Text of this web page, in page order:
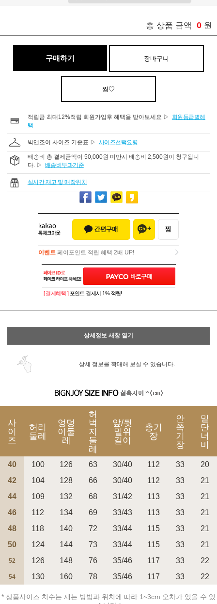
총 상품 금액 0 원
구매하기 장바구니
찜♡
적립금 최대12%적립 회원가입후 혜택을 받아보세요 ▷
회원등급별혜
택
빅앤조이 사이즈 기준표 ▷ 사이즈선택요령
배송비 총 결제금액이 50,000원 미만시 배송비 2,500원이 청구됩니
다. ▷ 배송비부과기준
실시간 재고 및 매장위치
이벤트 페이포인트 적립 혜택 2배 UP!
이벤트페이포인트 적립 혜택 2배 UP!
페이코 ID로 페
PAYCO 바로구매
[ 결제혜택 ] 포인트 결제시 1% 적립!
상세정보 새창 열기
상세 정보를 확대해 보실 수 있습니다.
사
이
즈
허리
둘레
엉덩
이둘
레
허
벅
지
둘
레
앞/뒷
밑위
길이
총기
장
안
쪽
기
장
밑
단
너
비
40 100 126 63 30/40 112 33
20
42
104 128 66 30/40 112 33
21
44
109 132 68 31/42 113 33
21
46
112 134 69 33/43 113 33
21
48
118 140 72 33/44 115 33
21
50
124 144 73 33/44 115 33 21
52 126 148 76 35/46 117 33 22
54 130 160 78 35/46 117 33 22
* 상품사이즈 치수는 재는 방법과 위치에 따라 1~3cm 오차가 있을 수 있